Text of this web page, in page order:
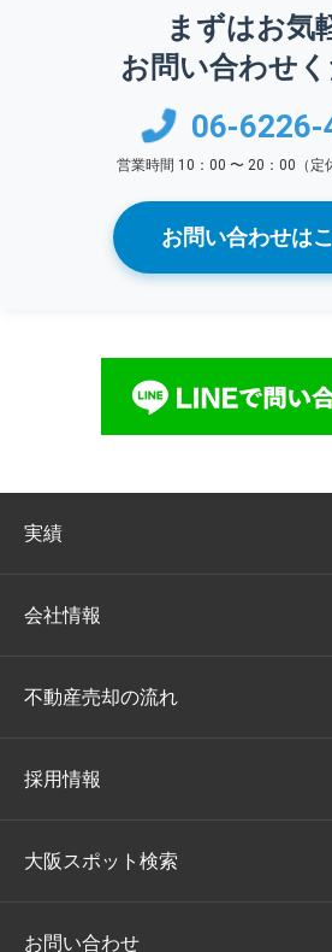
まずはお気
お問い合わせ
06-6226-
営業時間 10：00 〜 20：00（定
お問い合わせは
実績
会社情報
不動産売却の流れ
採用情報
大阪スポット検索
お問い合わせ